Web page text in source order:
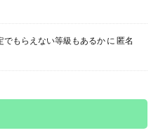
でもらえない等級もあるか に 匿名